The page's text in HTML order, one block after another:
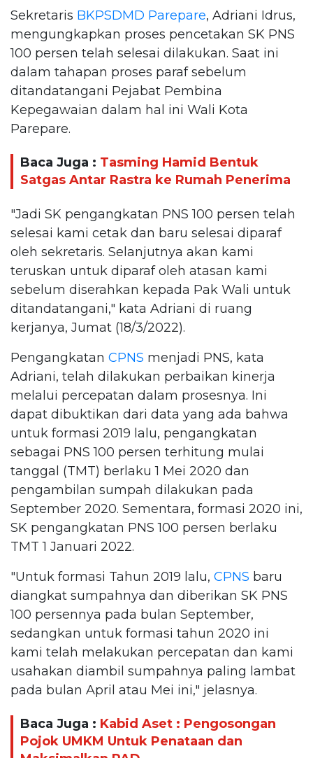
Sekretaris BKPSDMD Parepare, Adriani Idrus,
mengungkapkan proses pencetakan SK PNS
100 persen telah selesai dilakukan. Saat ini
dalam tahapan proses paraf sebelum
ditandatangani Pejabat Pembina
Kepegawaian dalam hal ini Wali Kota
Parepare.
Baca Juga : Tasming Hamid Bentuk
Satgas Antar Rastra ke Rumah Penerima
"Jadi SK pengangkatan PNS 100 persen telah
selesai kami cetak dan baru selesai diparaf
oleh sekretaris. Selanjutnya akan kami
teruskan untuk diparaf oleh atasan kami
sebelum diserahkan kepada Pak Wali untuk
ditandatangani," kata Adriani di ruang
kerjanya, Jumat (18/3/2022).
Pengangkatan CPNS menjadi PNS, kata
Adriani, telah dilakukan perbaikan kinerja
melalui percepatan dalam prosesnya. Ini
dapat dibuktikan dari data yang ada bahwa
untuk formasi 2019 lalu, pengangkatan
sebagai PNS 100 persen terhitung mulai
tanggal (TMT) berlaku 1 Mei 2020 dan
pengambilan sumpah dilakukan pada
September 2020. Sementara, formasi 2020 ini,
SK pengangkatan PNS 100 persen berlaku
TMT 1 Januari 2022.
"Untuk formasi Tahun 2019 lalu, CPNS baru
diangkat sumpahnya dan diberikan SK PNS
100 persennya pada bulan September,
sedangkan untuk formasi tahun 2020 ini
kami telah melakukan percepatan dan kami
usahakan diambil sumpahnya paling lambat
pada bulan April atau Mei ini," jelasnya.
Baca Juga : Kabid Aset : Pengosongan
Pojok UMKM Untuk Penataan dan